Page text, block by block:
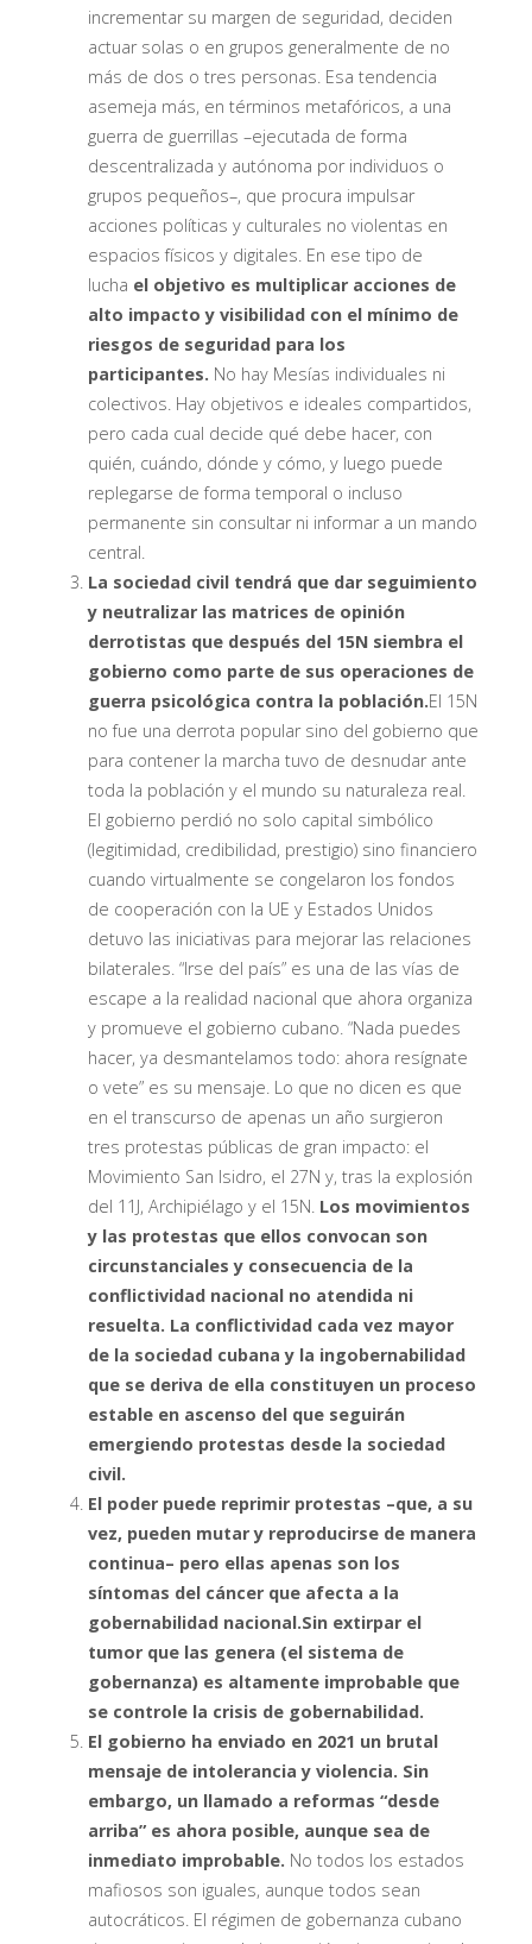
incrementar su margen de seguridad, deciden
actuar solas o en grupos generalmente de no
más de dos o tres personas. Esa tendencia
asemeja más, en términos metafóricos, a una
guerra de guerrillas –ejecutada de forma
descentralizada y autónoma por individuos o
grupos pequeños–, que procura impulsar
acciones políticas y culturales no violentas en
espacios físicos y digitales. En ese tipo de
lucha el objetivo es multiplicar acciones de
alto impacto y visibilidad con el mínimo de
riesgos de seguridad para los
participantes. No hay Mesías individuales ni
colectivos. Hay objetivos e ideales compartidos,
pero cada cual decide qué debe hacer, con
quién, cuándo, dónde y cómo, y luego puede
replegarse de forma temporal o incluso
permanente sin consultar ni informar a un mando
central.
La sociedad civil tendrá que dar seguimiento
y neutralizar las matrices de opinión
derrotistas que después del 15N siembra el
gobierno como parte de sus operaciones de
guerra psicológica contra la población.El 15N
no fue una derrota popular sino del gobierno que
para contener la marcha tuvo de desnudar ante
toda la población y el mundo su naturaleza real.
El gobierno perdió no solo capital simbólico
(legitimidad, credibilidad, prestigio) sino financiero
cuando virtualmente se congelaron los fondos
de cooperación con la UE y Estados Unidos
detuvo las iniciativas para mejorar las relaciones
bilaterales. “Irse del país” es una de las vías de
escape a la realidad nacional que ahora organiza
y promueve el gobierno cubano. “Nada puedes
hacer, ya desmantelamos todo: ahora resígnate
o vete” es su mensaje. Lo que no dicen es que
en el transcurso de apenas un año surgieron
tres protestas públicas de gran impacto: el
Movimiento San Isidro, el 27N y, tras la explosión
del 11J, Archipiélago y el 15N. Los movimientos
y las protestas que ellos convocan son
circunstanciales y consecuencia de la
conflictividad nacional no atendida ni
resuelta. La conflictividad cada vez mayor
de la sociedad cubana y la ingobernabilidad
que se deriva de ella constituyen un proceso
estable en ascenso del que seguirán
emergiendo protestas desde la sociedad
civil.
El poder puede reprimir protestas –que, a su
vez, pueden mutar y reproducirse de manera
continua– pero ellas apenas son los
síntomas del cáncer que afecta a la
gobernabilidad nacional.Sin extirpar el
tumor que las genera (el sistema de
gobernanza) es altamente improbable que
se controle la crisis de gobernabilidad.
El gobierno ha enviado en 2021 un brutal
mensaje de intolerancia y violencia. Sin
embargo, un llamado a reformas “desde
arriba” es ahora posible, aunque sea de
inmediato improbable. No todos los estados
mafiosos son iguales, aunque todos sean
autocráticos. El régimen de gobernanza cubano